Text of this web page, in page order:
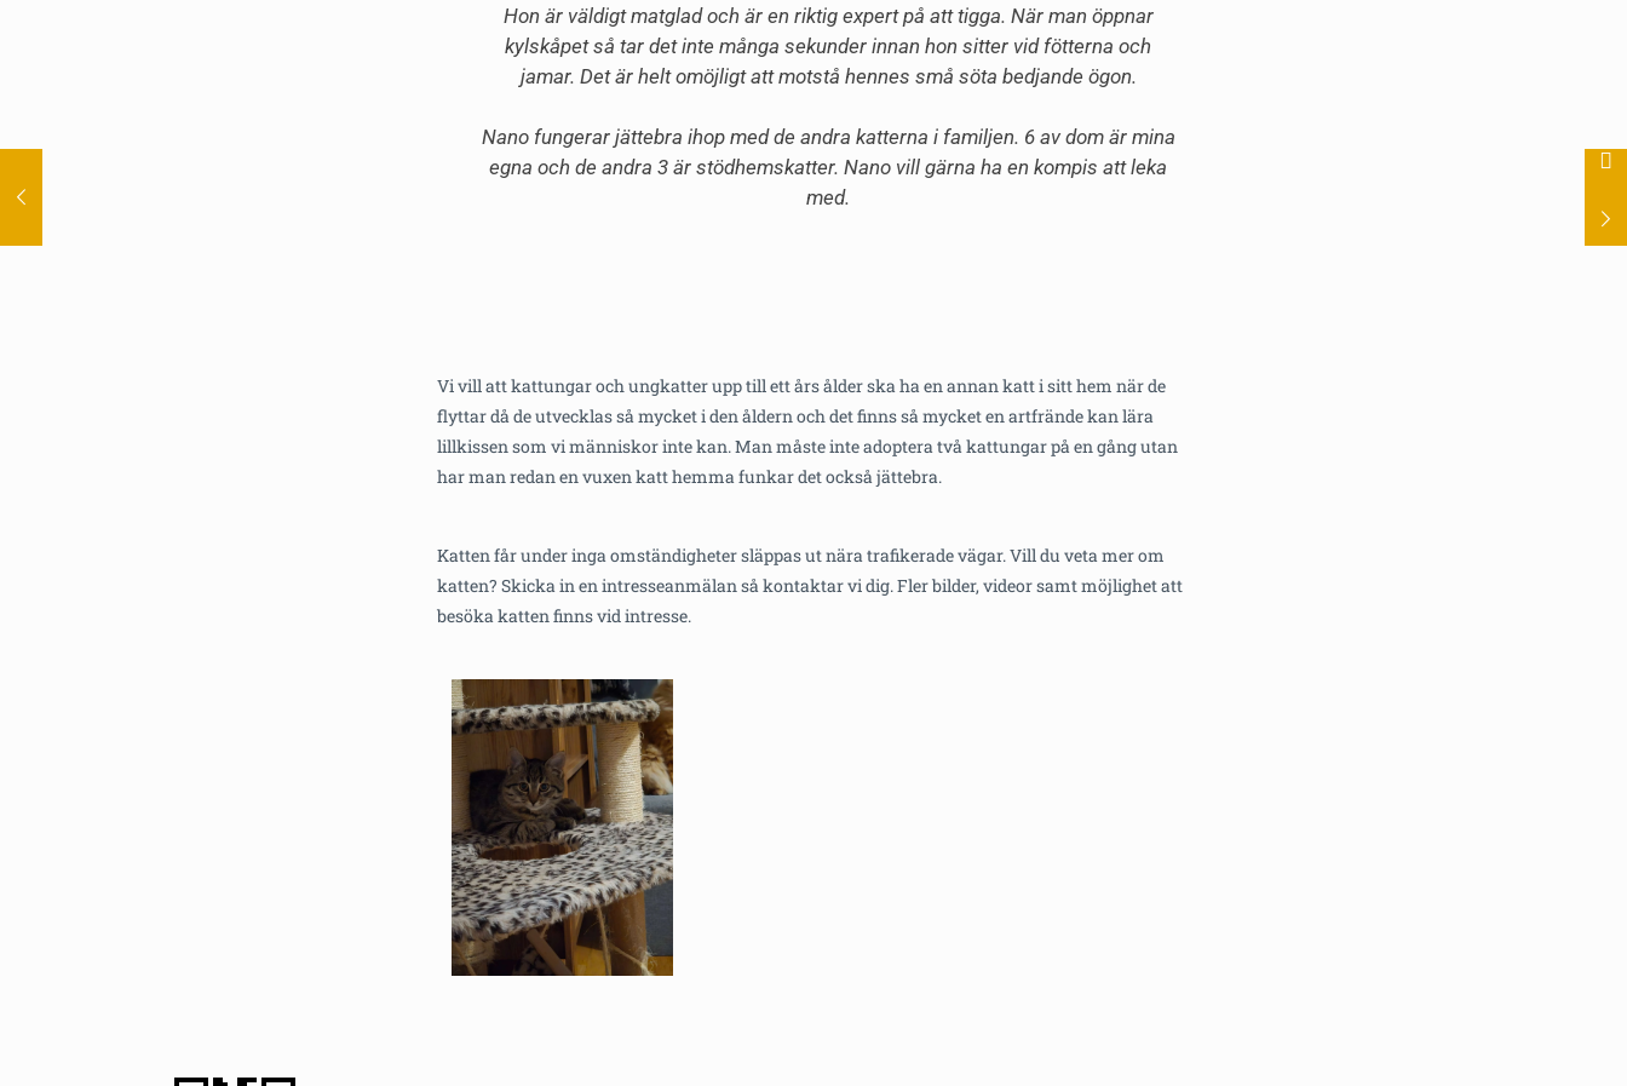
Hon är väldigt matglad och är en riktig expert på att tigga. När man öppnar
kylskåpet så tar det inte många sekunder innan hon sitter vid fötterna och
jamar. Det är helt omöjligt att motstå hennes små söta bedjande ögon.
Nano fungerar jättebra ihop med de andra katterna i familjen. 6 av dom är mina
egna och de andra 3 är stödhemskatter. Nano vill gärna ha en kompis att leka
med.
Vi vill att kattungar och ungkatter upp till ett års ålder ska ha en annan katt i sitt hem när de
flyttar då de utvecklas så mycket i den åldern och det finns så mycket en artfrände kan lära
lillkissen som vi människor inte kan. Man måste inte adoptera två kattungar på en gång utan
har man redan en vuxen katt hemma funkar det också jättebra.
Katten får under inga omständigheter släppas ut nära trafikerade vägar. Vill du veta mer om
katten? Skicka in en intresseanmälan så kontaktar vi dig. Fler bilder, videor samt möjlighet att
besöka katten finns vid intresse.